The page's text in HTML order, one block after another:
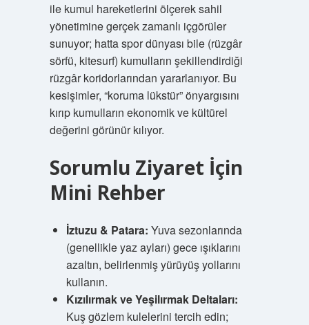
ile kumul hareketlerini ölçerek sahil
yönetimine gerçek zamanlı içgörüler
sunuyor; hatta spor dünyası bile (rüzgâr
sörfü, kitesurf) kumulların şekillendirdiği
rüzgâr koridorlarından yararlanıyor. Bu
kesişimler, “koruma lükstür” önyargısını
kırıp kumulların ekonomik ve kültürel
değerini görünür kılıyor.
Sorumlu Ziyaret İçin
Mini Rehber
İztuzu & Patara: Yuva sezonlarında
(genellikle yaz ayları) gece ışıklarını
azaltın, belirlenmiş yürüyüş yollarını
kullanın.
Kızılırmak ve Yeşilırmak Deltaları:
Kuş gözlem kulelerini tercih edin;